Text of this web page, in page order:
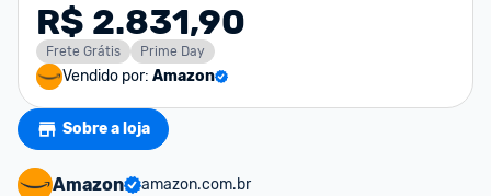
R$ 2.831,90
Frete Grátis Prime Day
Vendido por: Amazon
Sobre a loja
Amazon
amazon.com.br